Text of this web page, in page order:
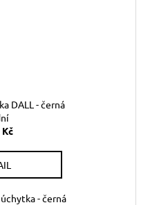
DALL - černá
Kč
- černá